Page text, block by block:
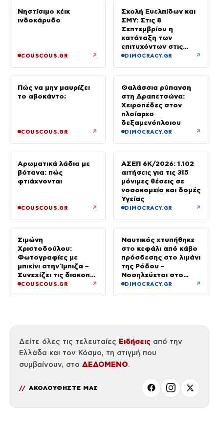
Νηστίσιμο κέικ
ινδοκάρυδο
COUSCOUS.GR ↗
Σχολή Ευελπίδων και
ΣΜΥ: Στις 8
Σεπτεμβρίου η
κατάταξη των
επιτυχόντων στις
Στρατιωτικές Σχολές
DIMOCRACY.GR ↗
Πώς να μην μαυρίζει
το αβοκάντο;
COUSCOUS.GR ↗
Θαλάσσια ρύπανση
στη Δραπετσώνα:
Χειροπέδες στον
πλοίαρχο
δεξαμενόπλοιου
DIMOCRACY.GR ↗
Αρωματικά λάδια με
βότανα: πώς
φτιάχνονται
COUSCOUS.GR ↗
ΑΣΕΠ 6Κ/2026: 1.102
αιτήσεις για τις 315
μόνιμες θέσεις σε
νοσοκομεία και δομές
Υγείας
DIMOCRACY.GR ↗
Σιμώνη
Χριστοδούλου:
Φωτογραφίες με
μπικίνι στην Ίμπιζα –
Συνεχίζει τις διακοπές
της με τον σύζυγό
COUSCOUS.GR ↗
Ναυτικός χτυπήθηκε
στο κεφάλι από κάβο
πρόσδεσης στο λιμάνι
της Ρόδου –
Νοσηλεύεται στο
νοσοκομείο
DIMOCRACY.GR ↗
Δείτε όλες τις τελευταίες Ειδήσεις από την
Ελλάδα και τον Κόσμο, τη στιγμή που
συμβαίνουν, στο ΔΕΔΟΜΕΝΟ.
ΑΚΟΛΟΥΘΗΣΤΕ ΜΑΣ